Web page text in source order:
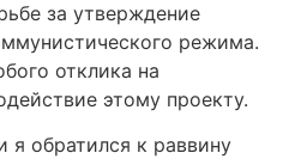
за утверждение
режима.
отклика на
этому проекту.
обратился к раввину